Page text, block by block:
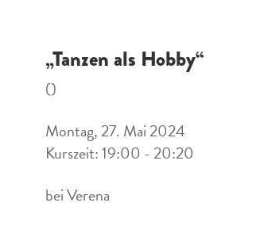
„Tanzen als Hobby“
()
Montag, 27. Mai 2024
Kurszeit: 19:00 - 20:20
bei Verena